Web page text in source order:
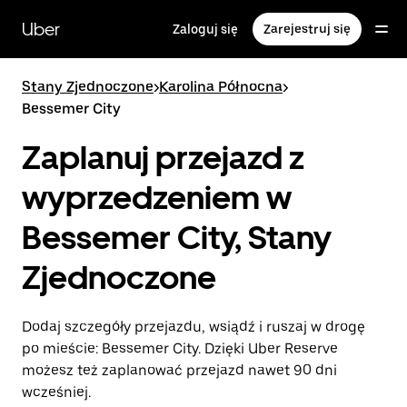
głównej
zawartości
Uber Zaloguj się Zarejestruj się
Stany Zjednoczone>Karolina Północna>
Bessemer City
Zaplanuj przejazd z
wyprzedzeniem w
Bessemer City, Stany
Zjednoczone
Dodaj szczegóły przejazdu, wsiądź i ruszaj w drogę
po mieście: Bessemer City. Dzięki Uber Reserve
możesz też zaplanować przejazd nawet 90 dni
wcześniej.